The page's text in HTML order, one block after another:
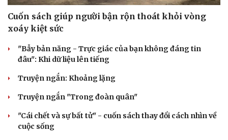
Cuốn sách giúp người bận rộn thoát khỏi vòng
xoáy kiệt sức
"Bẫy bản năng - Trực giác của bạn không đáng tin
đâu": Khi dữ liệu lên tiếng
Truyện ngắn: Khoảng lặng
Truyện ngắn "Trong đoàn quân"
"Cái chết và sự bất tử" - cuốn sách thay đổi cách nhìn về
cuộc sống